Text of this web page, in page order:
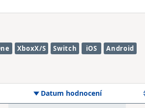
XboxX/S Switch iOS Android
Datum hodnocení